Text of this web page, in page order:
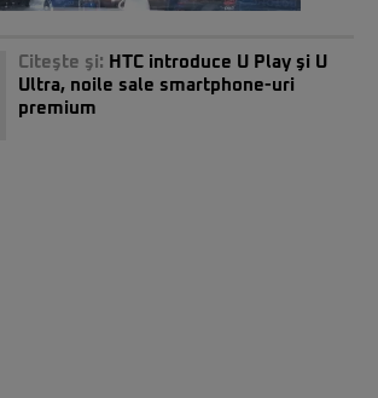
Citeşte şi: HTC introduce U Play şi U
Ultra, noile sale smartphone-uri
premium